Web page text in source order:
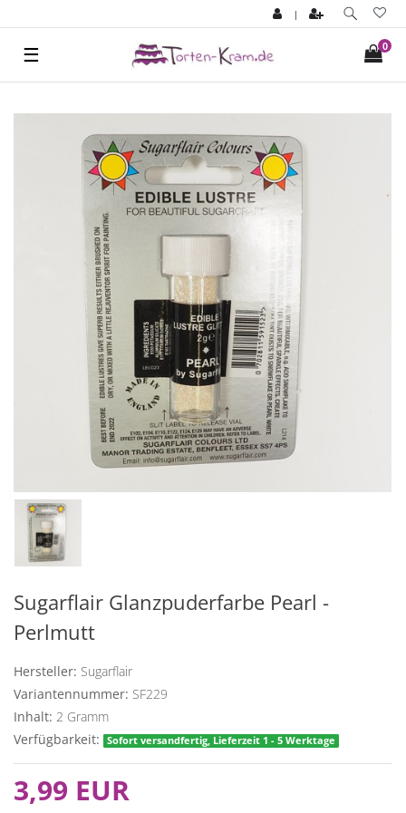
|
0
☰
Sugarflair Glanzpuderfarbe Pearl -
Perlmutt
Hersteller: Sugarflair
Variantennummer: SF229
Inhalt: 2 Gramm
Verfügbarkeit:
Sofort versandfertig, Lieferzeit 1 - 5 Werktage
3,99 EUR